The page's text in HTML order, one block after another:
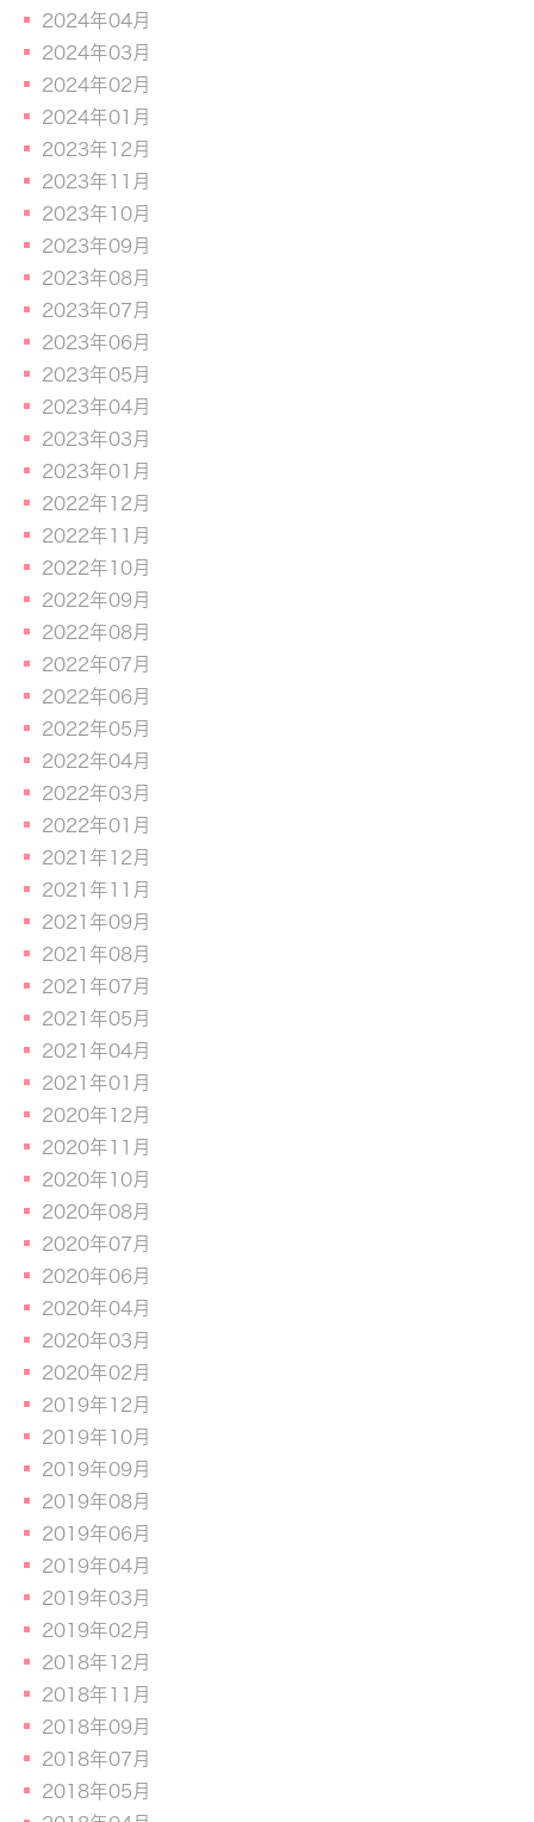
2024年04月
2024年03月
2024年02月
2024年01月
2023年12月
2023年11月
2023年10月
2023年09月
2023年08月
2023年07月
2023年06月
2023年05月
2023年04月
2023年03月
2023年01月
2022年12月
2022年11月
2022年10月
2022年09月
2022年08月
2022年07月
2022年06月
2022年05月
2022年04月
2022年03月
2022年01月
2021年12月
2021年11月
2021年09月
2021年08月
2021年07月
2021年05月
2021年04月
2021年01月
2020年12月
2020年11月
2020年10月
2020年08月
2020年07月
2020年06月
2020年04月
2020年03月
2020年02月
2019年12月
2019年10月
2019年09月
2019年08月
2019年06月
2019年04月
2019年03月
2019年02月
2018年12月
2018年11月
2018年09月
2018年07月
2018年05月